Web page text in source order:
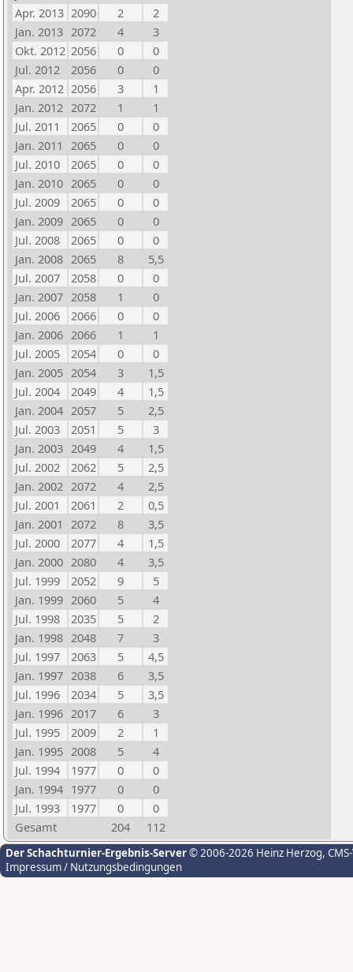
Apr. 2013 2090 2
2
Jan. 2013 2072 4
3
Okt. 2012 2056 0
0
Jul. 2012
2056 0
0
Apr. 2012 2056 3
1
Jan. 2012 2072 1
1
Jul. 2011
2065 0
0
Jan. 2011 2065 0
0
Jul. 2010
2065 0
0
Jan. 2010 2065 0
0
Jul. 2009
2065 0
0
Jan. 2009 2065 0
0
Jul. 2008
2065 0
0
Jan. 2008 2065 8
5,5
Jul. 2007
2058 0
0
Jan. 2007 2058 1
0
Jul. 2006
2066 0
0
Jan. 2006 2066 1
1
Jul. 2005
2054 0
0
Jan. 2005 2054 3
1,5
Jul. 2004
2049 4
1,5
Jan. 2004 2057 5
2,5
Jul. 2003
2051 5
3
Jan. 2003 2049 4
1,5
Jul. 2002
2062 5
2,5
Jan. 2002 2072 4
2,5
Jul. 2001
2061 2
0,5
Jan. 2001 2072 8
3,5
Jul. 2000
2077 4
1,5
Jan. 2000 2080 4
3,5
Jul. 1999
2052 9
5
Jan. 1999 2060 5
4
Jul. 1998
2035 5
2
Jan. 1998 2048 7
3
Jul. 1997
2063 5
4,5
Jan. 1997 2038 6
3,5
Jul. 1996
2034 5
3,5
Jan. 1996 2017 6
3
Jul. 1995
2009 2
1
Jan. 1995 2008 5
4
Jul. 1994
1977 0
0
Jan. 1994 1977 0
0
Jul. 1993
1977 0
0
Gesamt
204 112
Der Schachturnier-Ergebnis-Server© 2006-2026 Heinz Herzog,
Impressum / Nutzungsbedingungen